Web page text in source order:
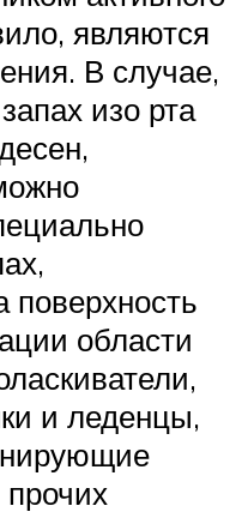
являются
В случае,
изо рта
области
и леденцы,